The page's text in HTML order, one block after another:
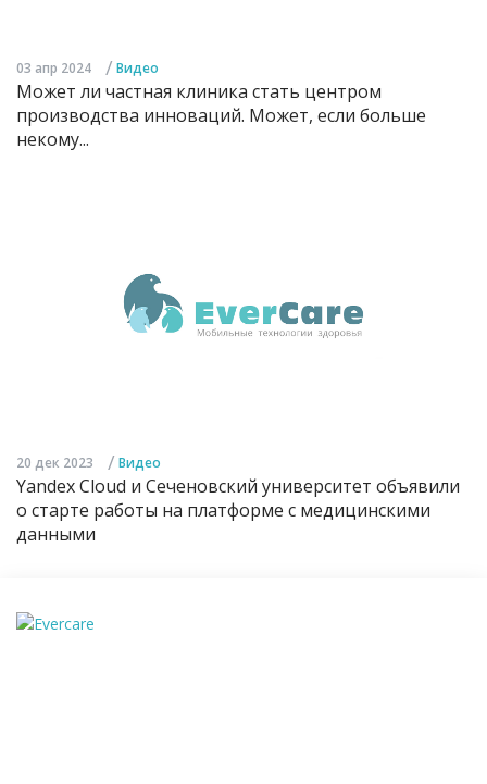
03 апр 2024 / Видео
Может ли частная клиника стать центром
производства инноваций. Может, если больше
некому...
20 дек 2023 / Видео
Yandex Cloud и Сеченовский университет объявили
о старте работы на платформе с медицинскими
данными